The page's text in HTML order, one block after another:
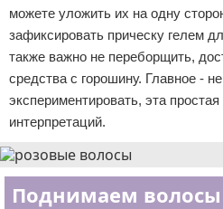
можете уложить их на одну
зафиксировать прическу гелем
также важно не переборщить,
средства с горошину. Главное -
экспериментировать, эта
интерпретаций.
Поднимаем волосы